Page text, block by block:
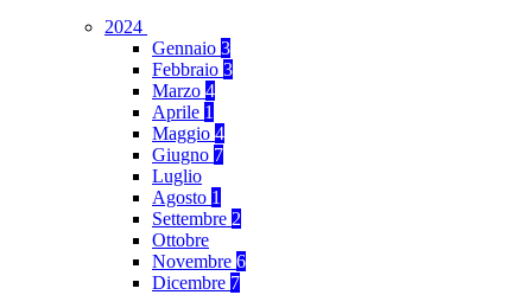
2024
Gennaio 3
Febbraio 3
Marzo 4
Aprile 1
Maggio 4
Giugno 7
Luglio
Agosto 1
Settembre 2
Ottobre
Novembre 6
Dicembre 7